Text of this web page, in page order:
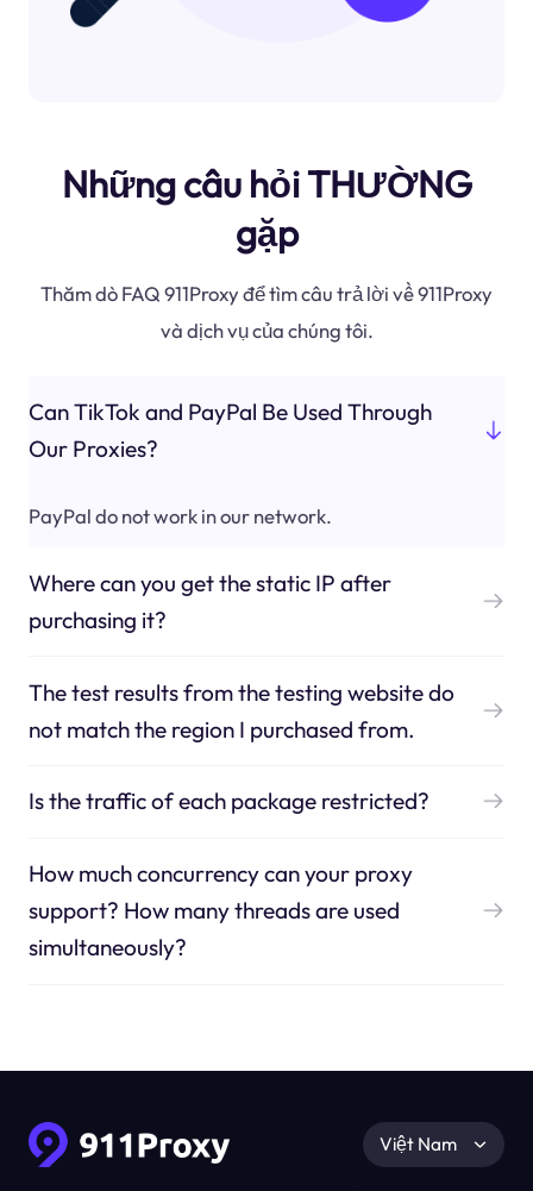
Những câu hỏi THƯỜNG
gặp
Thăm dò FAQ 911Proxy để tìm câu trả lời về 911Proxy
và dịch vụ của chúng tôi.
Can TikTok and PayPal Be Used Through
Our Proxies?
PayPal do not work in our network.
Where can you get the static IP after
purchasing it?
The test results from the testing website do
not match the region I purchased from.
Is the traffic of each package restricted?
How much concurrency can your proxy
support? How many threads are used
simultaneously?
Việt Nam